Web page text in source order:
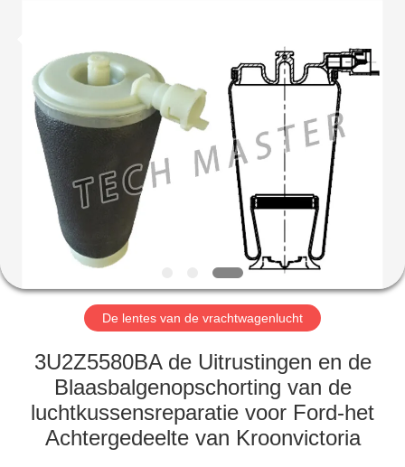
HUIS
PRODUCTEN
VIDEOS
OVER
ONS
FABRIEKSRONDLEIDING
KWALITEITSCONTROLE
Reserved.
De lentes van de vrachtwagenlucht
3U2Z5580BA de Uitrustingen en de
Blaasbalgenopschorting van de
luchtkussensreparatie voor Ford-het
Achtergedeelte van Kroonvictoria